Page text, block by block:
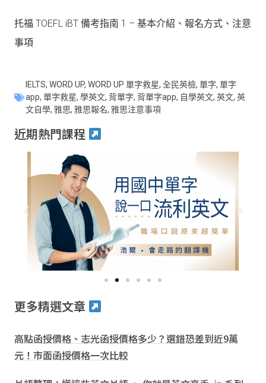
托福 TOEFL iBT 備考指南 1 – 基本介紹、報名方式、注意
事項
IELTS, WORD UP, WORD UP 單字救星, 全民英檢, 單字, 單字
app, 單字救星, 學英文, 背單字, 背單字app, 自學英文, 英文, 英
文自學, 雅思, 雅思報名, 雅思注意事項
近期熱門課程
更多精選文章
高點函授價格、志光函授價格多少？選錯恐差到近9萬
元！市面函授價格一次比較